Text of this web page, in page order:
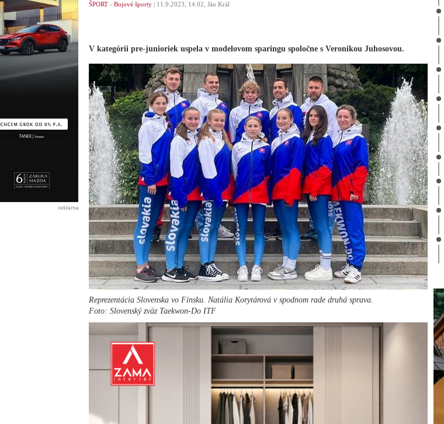
ŠPORT - Bojové športy | 11.9.2023, 14.02, Ján Král
V kategórii pre-junioriek uspela v modelovom sparingu spoločne s Veronikou Juhosovou.
Reprezentácia Slovenska vo Fínsku. Natália Korytárová v spodnom rade druhá sprava.
Foto: Slovenský zväz Taekwon-Do ITF
reklama